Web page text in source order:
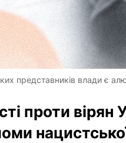
представників влади є
проти вірян